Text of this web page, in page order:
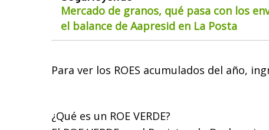
Mercado de granos, qué pasa con los
el balance de Aapresid en La Posta
Para ver los ROES acumulados del año,
¿Qué es un ROE VERDE?